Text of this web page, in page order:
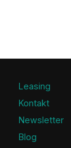
Leasing
Kontakt
Newsletter
Blog